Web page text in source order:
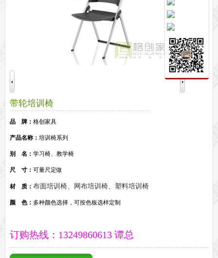
间隔柜 实木文件柜
钢制文件柜
培训桌
公共区域家具系列
高铁车站候车椅
他们正在使用格创家具
格创动态
行业动态 家具常识
走进格创家具
联系北琛深圳办公家具厂
关于北琛品牌办公家具 企业文化
带轮培训椅
品 牌： 格创家具
产品名称： 培训椅系列
别 名： 学习椅、教学椅
尺 寸： 可量尺定做
材 质： 布面培训椅、网布培训椅、塑料培训椅
颜 色： 多种颜色选择，可按色板选样定制
订购热线：13249860613 谭总